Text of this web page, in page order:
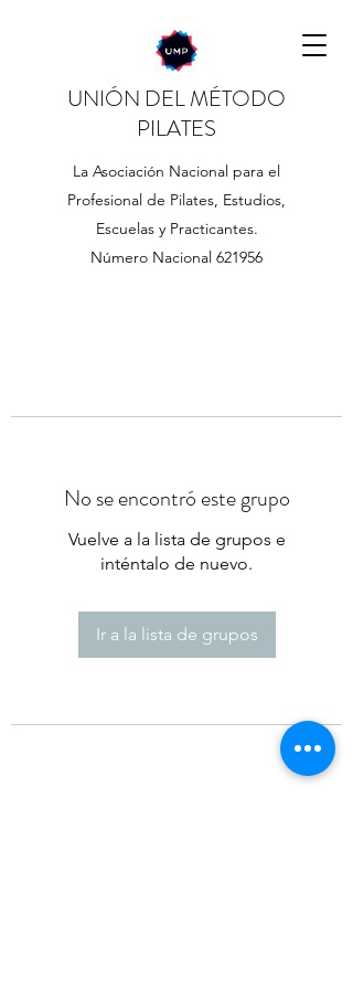
UNIÓN DEL MÉTODO
PILATES
La Asociación Nacional para el
Profesional de Pilates, Estudios,
Escuelas y Practicantes.
Número Nacional 621956
No se encontró este grupo
Vuelve a la lista de grupos e
inténtalo de nuevo.
Ir a la lista de grupos